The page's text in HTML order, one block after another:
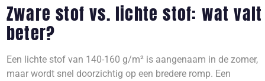
Zware stof vs. lichte stof: wat valt
beter?
Een lichte stof van 140-160 g/m² is aangenaam in de zomer,
maar wordt snel doorzichtig op een bredere romp. Een